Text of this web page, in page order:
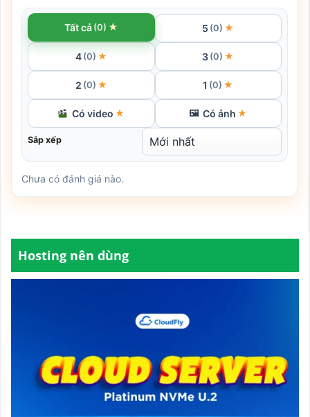
Tất cả (0) ★ 5 (0) ★
4 (0) ★ 3 (0) ★
2 (0) ★ 1 (0) ★
Có video ★ 🖼 Có ảnh ★
Sắp xếp
Chưa có đánh giá nào.
Hosting nên dùng